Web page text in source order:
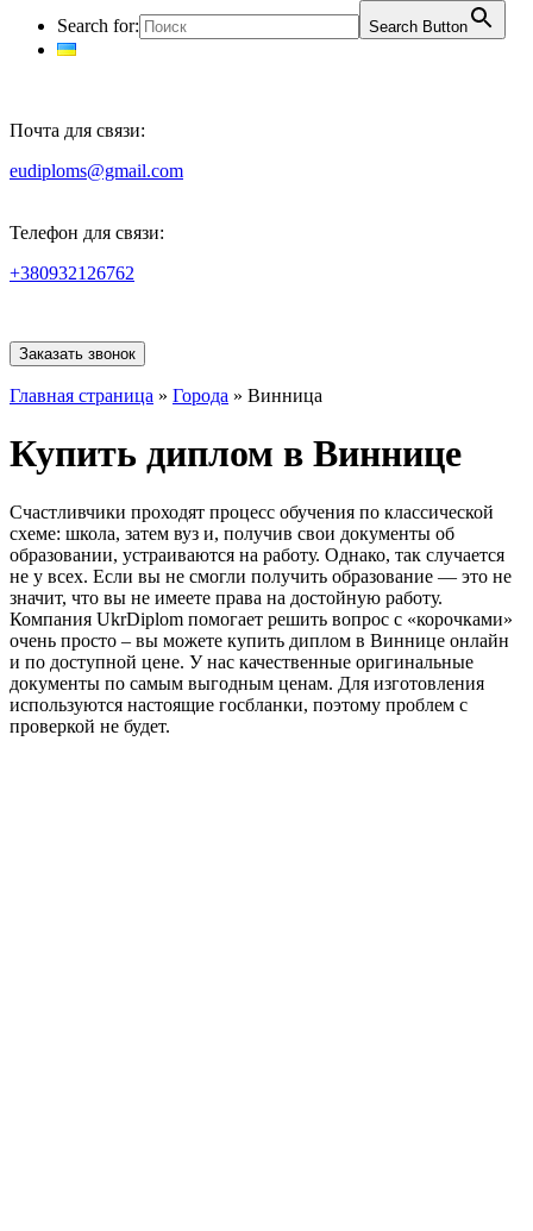
Search for:
Search Button
Почта для связи:
eudiploms@gmail.com
Телефон для связи:
+380932126762
Заказать звонок
Главная страница » Города » Винница
Купить диплом в Виннице
Счастливчики проходят процесс обучения по классической
схеме: школа, затем вуз и, получив свои документы об
образовании, устраиваются на работу. Однако, так случается
не у всех. Если вы не смогли получить образование — это не
значит, что вы не имеете права на достойную работу.
Компания UkrDiplom помогает решить вопрос с «корочками»
очень просто – вы можете купить диплом в Виннице онлайн
и по доступной цене. У нас качественные оригинальные
документы по самым выгодным ценам. Для изготовления
используются настоящие госбланки, поэтому проблем с
проверкой не будет.